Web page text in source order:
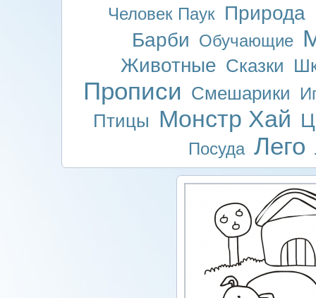
Человек Паук Природа
Барби Обучающие
Животные Сказки
Прописи Смешарики
Птицы Монстр Хай
Посуда Лего